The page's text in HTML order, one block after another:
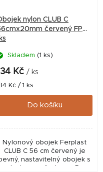
nylon CLUB C
červený FP
Skladem (1 ks)
Kč / ks
Kč / 1 ks
Do košíku
Nylonový obojek Ferplast
CLUB C 56 cm červený je
nastavitelný obojek s
plastovou přezkou a D-